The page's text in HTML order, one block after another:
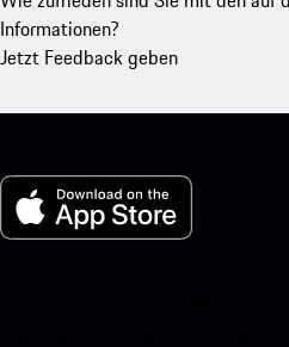
Informationen?
Jetzt Feedback geben